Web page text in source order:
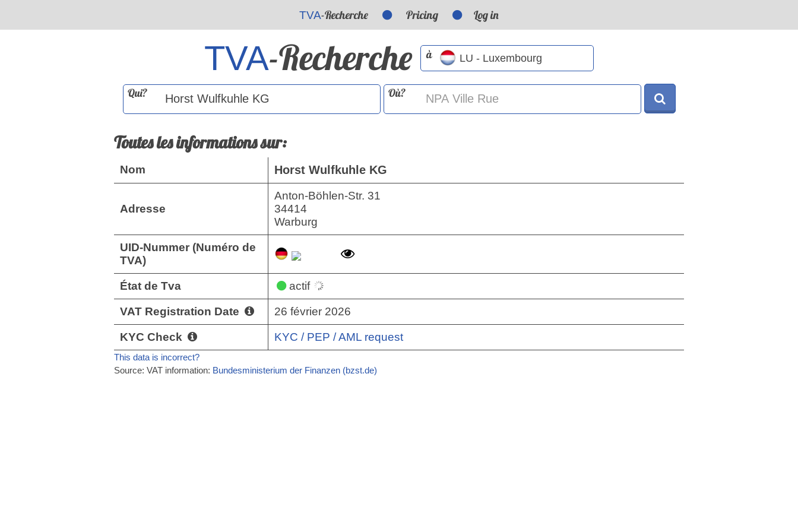
TVA-Recherche Pricing Log in
TVA-Recherche à
Qui? Où?
Toutes les informations sur:
Nom Horst Wulfkuhle KG
Adresse
Anton-Böhlen-Str. 31
34414
Warburg
UID-Nummer (Numéro de
TVA)
État de Tva actif
VAT Registration Date 26 février 2026
KYC Check KYC / PEP / AML request
This data is incorrect?
Source: VAT information: Bundesministerium der Finanzen (bzst.de)